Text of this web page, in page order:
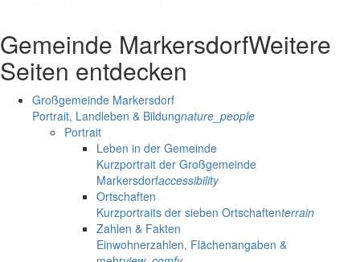
Gemeinde MarkersdorfWeitere
Seiten entdecken
Großgemeinde Markersdorf
Portrait, Landleben & Bildungnature_people
Portrait
Leben in der Gemeinde
Kurzportrait der Großgemeinde
Markersdorfaccessibility
Ortschaften
Kurzportraits der sieben Ortschaftenterrain
Zahlen & Fakten
Einwohnerzahlen, Flächenangaben &